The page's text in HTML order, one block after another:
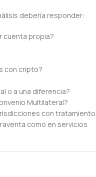
debería responder:
cuenta propia?
con cripto?
o a una diferencia?
Multilateral?
con tratamiento
como en servicios